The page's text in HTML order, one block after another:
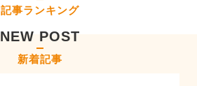
記事ランキング
NEW POST
新着記事